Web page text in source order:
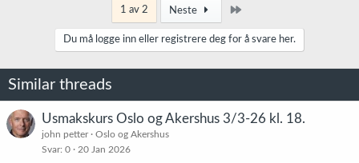
1 av 2 Neste
Du må logge inn eller registrere deg for å svare her.
Similar threads
Usmakskurs Oslo og Akershus 3/3-26 kl. 18.
john petter
Oslo og Akershus
Svar 0 20 Jan 2026